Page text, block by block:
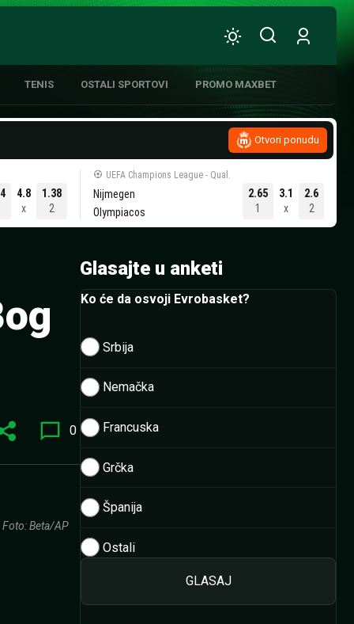
KOŠARKA
TENIS OSTALI SPORTOVI PROMO MAXBET
4.8
x
1.38
2
UEFA Champions League - Qual.
Nijmegen
Olympiacos
2.65
1
3.1
x
2.6
2
Otvori ponudu
0
Foto: Beta/AP
Glasajte u anketi
Ko će da osvoji Evrobasket?
Srbija
Nemačka
Francuska
Grčka
Španija
Ostali